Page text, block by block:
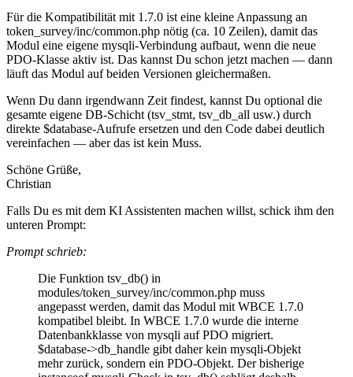
Für die Kompatibilität mit 1.7.0 ist eine kleine Anpassung an
token_survey/inc/common.php nötig (ca. 10 Zeilen), damit das
Modul eine eigene mysqli-Verbindung aufbaut, wenn die neue
PDO-Klasse aktiv ist. Das kannst Du schon jetzt machen — dann
läuft das Modul auf beiden Versionen gleichermaßen.
Wenn Du dann irgendwann Zeit findest, kannst Du optional die
gesamte eigene DB-Schicht (tsv_stmt, tsv_db_all usw.) durch
direkte $database-Aufrufe ersetzen und den Code dabei deutlich
vereinfachen — aber das ist kein Muss.
Schöne Grüße,
Christian
Falls Du es mit dem KI Assistenten machen willst, schick ihm den
unteren Prompt:
Prompt schrieb:
Die Funktion tsv_db() in
modules/token_survey/inc/common.php muss
angepasst werden, damit das Modul mit WBCE 1.7.0
kompatibel bleibt. In WBCE 1.7.0 wurde die interne
Datenbankklasse von mysqli auf PDO migriert.
$database->db_handle gibt daher kein mysqli-Objekt
mehr zurück, sondern ein PDO-Objekt. Der bisherige